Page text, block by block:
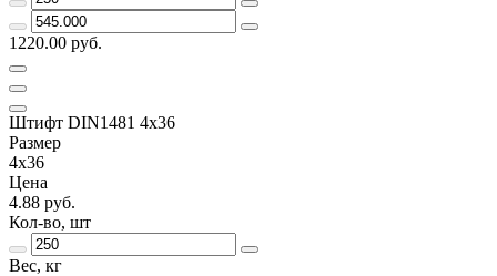
1220.00 руб.
Штифт DIN1481 4х36
Размер
4х36
Цена
4.88 руб.
Кол-во, шт
Вес, кг